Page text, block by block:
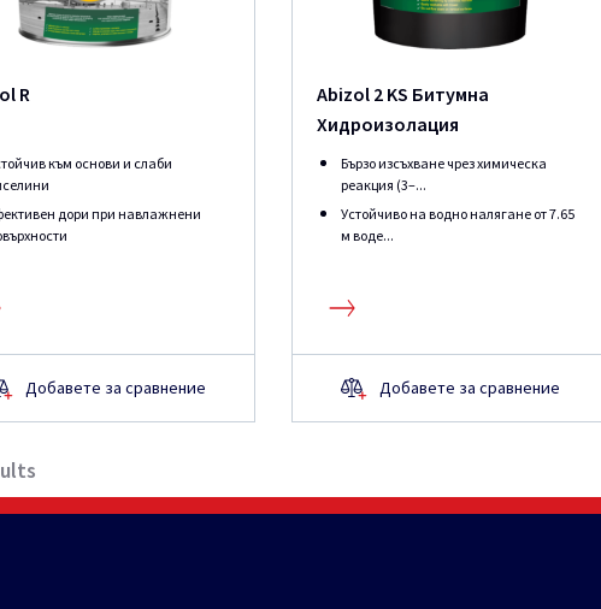
R
към основи и слаби
дори при навлажнени
Добавете за сравнение
Abizol 2 KS Битумнa
Хидроизолация
Бързо изсъхване чрез химическа
реакция (3–...
Устойчиво на водно налягане от 7.65
м воде...
Добавете за сравнение